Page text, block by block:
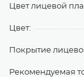
Цвет лицевой
Цвет:
Покрытие
Рекомендуемая